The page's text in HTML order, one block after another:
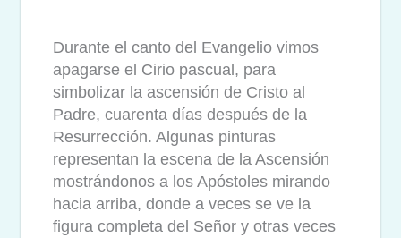
Durante el canto del Evangelio vimos
apagarse el Cirio pascual, para
simbolizar la ascensión de Cristo al
Padre, cuarenta días después de la
Resurrección. Algunas pinturas
representan la escena de la Ascensión
mostrándonos a los Apóstoles mirando
hacia arriba, donde a veces se ve la
figura completa del Señor y otras veces